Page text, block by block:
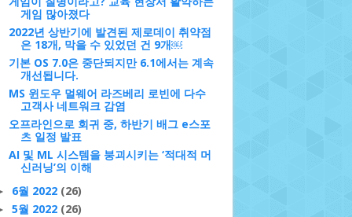
게임 많아졌다
2022년 상반기에 발견된 제로데이 취약점
은 18개, 막을 수 있었던 건 9개￼
기본 OS 7.0은 중단되지만 6.1에서는 계속
개선됩니다.
MS 윈도우 멀웨어 라즈베리 로빈에 다수
고객사 네트워크 감염
오프라인으로 회귀 중, 하반기 배그 e스포
츠 일정 발표
AI 및 ML 시스템을 붕괴시키는 ‘적대적 머
신러닝’의 이해
6월 2022 (26)
5월 2022 (26)